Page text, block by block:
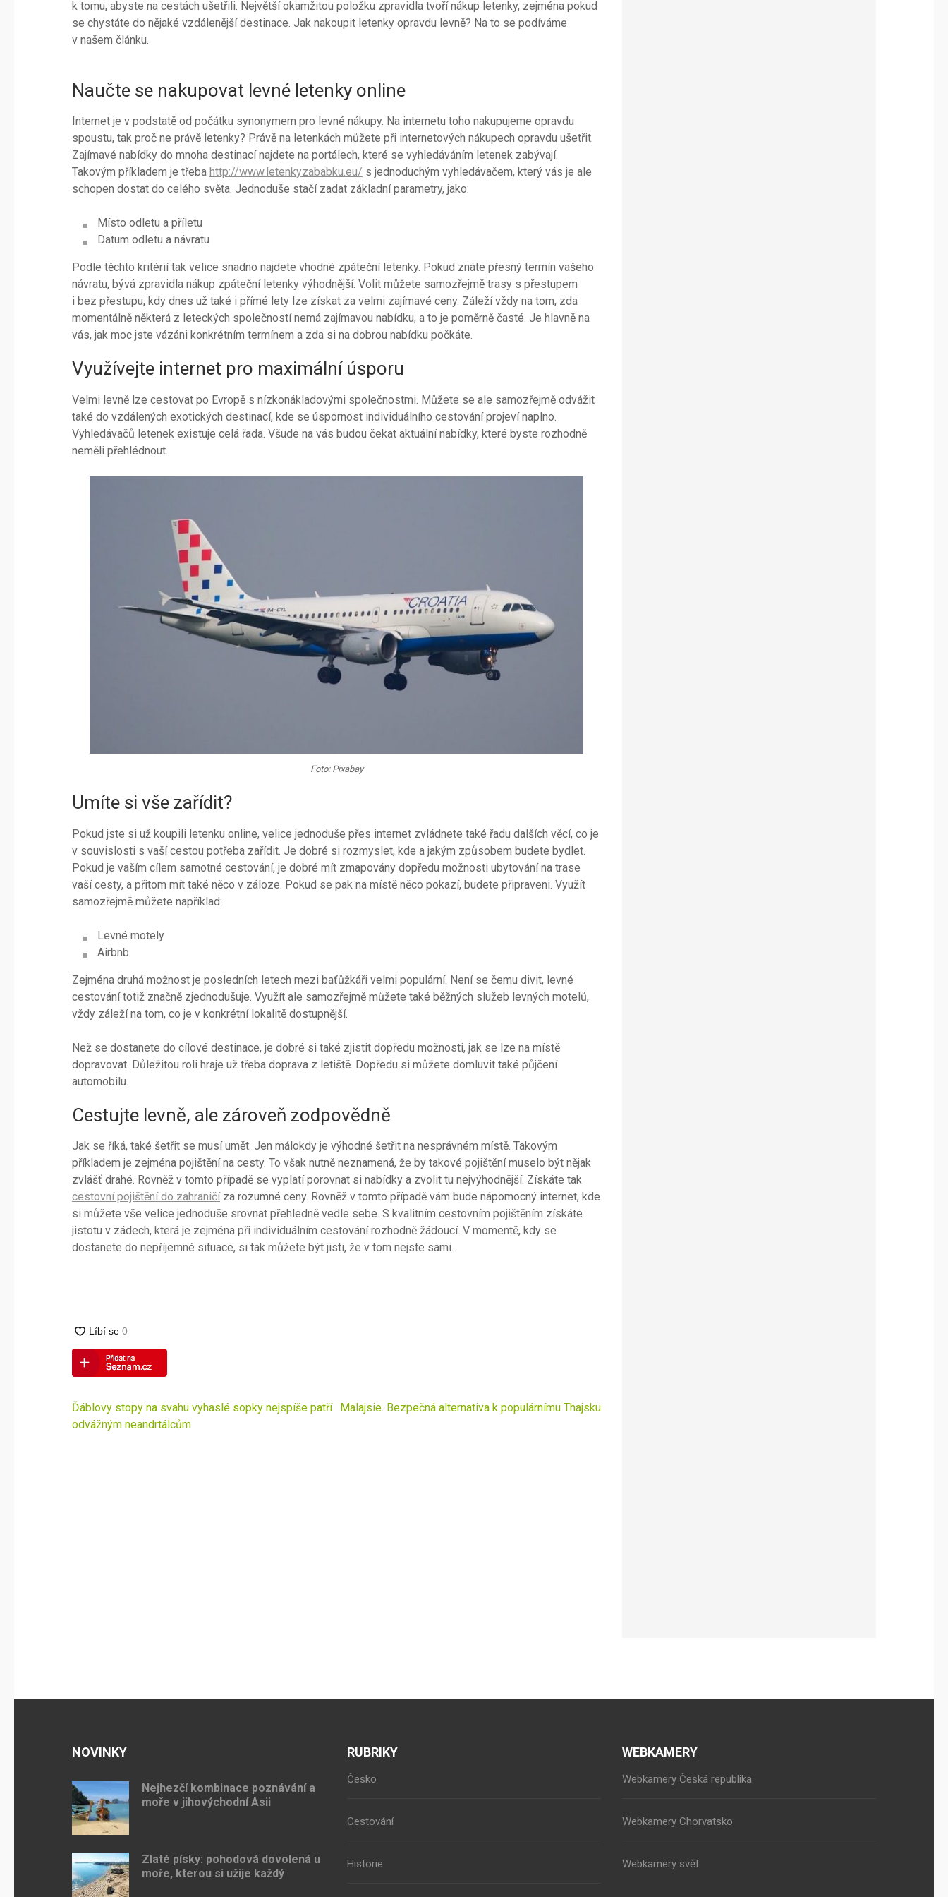
k tomu, abyste na cestách ušetřili. Největší okamžitou položku zpravidla tvoří nákup letenky, zejména pokud
se chystáte do nějaké vzdálenější destinace. Jak nakoupit letenky opravdu levně? Na to se podíváme
v našem článku.
Naučte se nakupovat levné letenky online
Internet je v podstatě od počátku synonymem pro levné nákupy. Na internetu toho nakupujeme opravdu
spoustu, tak proč ne právě letenky? Právě na letenkách můžete při internetových nákupech opravdu ušetřit.
Zajímavé nabídky do mnoha destinací najdete na portálech, které se vyhledáváním letenek zabývají.
Takovým příkladem je třeba http://www.letenkyzababku.eu/ s jednoduchým vyhledávačem, který vás je ale
schopen dostat do celého světa. Jednoduše stačí zadat základní parametry, jako:
Místo odletu a příletu
Datum odletu a návratu
Podle těchto kritérií tak velice snadno najdete vhodné zpáteční letenky. Pokud znáte přesný termín vašeho
návratu, bývá zpravidla nákup zpáteční letenky výhodnější. Volit můžete samozřejmě trasy s přestupem
i bez přestupu, kdy dnes už také i přímé lety lze získat za velmi zajímavé ceny. Záleží vždy na tom, zda
momentálně některá z leteckých společností nemá zajímavou nabídku, a to je poměrně časté. Je hlavně na
vás, jak moc jste vázáni konkrétním termínem a zda si na dobrou nabídku počkáte.
Využívejte internet pro maximální úsporu
Velmi levně lze cestovat po Evropě s nízkonákladovými společnostmi. Můžete se ale samozřejmě odvážit
také do vzdálených exotických destinací, kde se úspornost individuálního cestování projeví naplno.
Vyhledávačů letenek existuje celá řada. Všude na vás budou čekat aktuální nabídky, které byste rozhodně
neměli přehlédnout.
Foto: Pixabay
Umíte si vše zařídit?
Pokud jste si už koupili letenku online, velice jednoduše přes internet zvládnete také řadu dalších věcí, co je
v souvislosti s vaší cestou potřeba zařídit. Je dobré si rozmyslet, kde a jakým způsobem budete bydlet.
Pokud je vaším cílem samotné cestování, je dobré mít zmapovány dopředu možnosti ubytování na trase
vaší cesty, a přitom mít také něco v záloze. Pokud se pak na místě něco pokazí, budete připraveni. Využít
samozřejmě můžete například:
Levné motely
Airbnb
Zejména druhá možnost je posledních letech mezi baťůžkáři velmi populární. Není se čemu divit, levné
cestování totiž značně zjednodušuje. Využít ale samozřejmě můžete také běžných služeb levných motelů,
vždy záleží na tom, co je v konkrétní lokalitě dostupnější.
Než se dostanete do cílové destinace, je dobré si také zjistit dopředu možnosti, jak se lze na místě
dopravovat. Důležitou roli hraje už třeba doprava z letiště. Dopředu si můžete domluvit také půjčení
automobilu.
Cestujte levně, ale zároveň zodpovědně
Jak se říká, také šetřit se musí umět. Jen málokdy je výhodné šetřit na nesprávném místě. Takovým
příkladem je zejména pojištění na cesty. To však nutně neznamená, že by takové pojištění muselo být nějak
zvlášť drahé. Rovněž v tomto případě se vyplatí porovnat si nabídky a zvolit tu nejvýhodnější. Získáte tak
cestovní pojištění do zahraničíza rozumné ceny. Rovněž v tomto případě vám bude nápomocný internet, kde
si můžete vše velice jednoduše srovnat přehledně vedle sebe. S kvalitním cestovním pojištěním získáte
jistotu v zádech, která je zejména při individuálním cestování rozhodně žádoucí. V momentě, kdy se
dostanete do nepříjemné situace, si tak můžete být jisti, že v tom nejste sami.
Navigace
pro
Ďáblovy stopy na svahu vyhaslé sopky nejspíše patří
odvážným neandrtálcům
Malajsie. Bezpečná alternativa k populárnímu Thajsku
NOVINKY
Nejhezčí kombinace poznávání a
moře v jihovýchodní Asii
Zlaté písky: pohodová dovolená u
moře, kterou si užije každý
RUBRIKY
Česko
Cestování
Historie
WEBKAMERY
Webkamery Česká republika
Webkamery Chorvatsko
Webkamery svět